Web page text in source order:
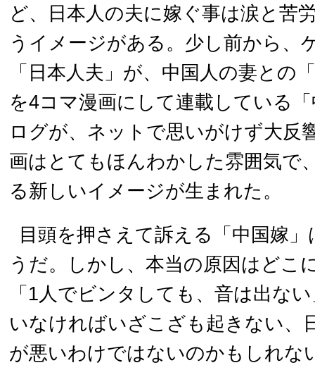
ど、日本人の夫に嫁ぐ事は涙と苦
うイメージがある。少し前から、
「日本人夫」が、中国人の妻との
を4コマ漫画にして連載している
ログが、ネットで思いがけず大反
画はとてもほんわかした雰囲気で
る新しいイメージが生まれた。
目頭を押さえて訴える「中国嫁
うだ。しかし、本当の原因はどこ
「1人でビンタしても、音は出な
いなければいざこざも起きない、
が悪いわけではないのかもしれな